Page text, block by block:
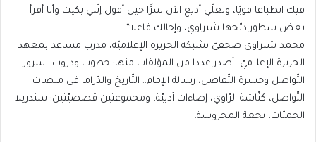
فيك انطباعا قويّا، ولعلّي أذيع الآن سرًّا حين أقول إنّني بكيت وأنا أقرأ
بعض سطور دبّجها شبراوي، وإخالك فاعلا“.
محمد شبراوي صحفيّ بشبكة الجزيرة الإعلاميّة، مدرب مساعد بمعهد
الجزيرة الإعلاميّ، أصدر عددا من المؤلفات منها: خطوب ودروب.. سرور
التّواصل وحسرة التّفاصل، رسالة الإمام.. التّاريخ والدّراما في منصات
التّواصل، كنّاشة الرّاوي، إضاءات أدبيّة، ومجموعتين قصصيّتين: سندريلا
الحميّات، بجعة المحروسة.